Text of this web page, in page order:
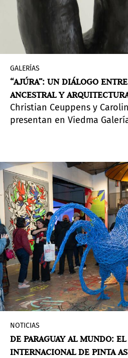
GALERÍAS
“AJÚRA”: UN DIÁLOGO
ANCESTRAL Y
EN PINTA ASUNCIÓN
Christian Ceuppens y
presentan en Viedma
moderna.
NOTICIAS
DE PARAGUAY AL MUNDO:
INTERNACIONAL DE PINTA